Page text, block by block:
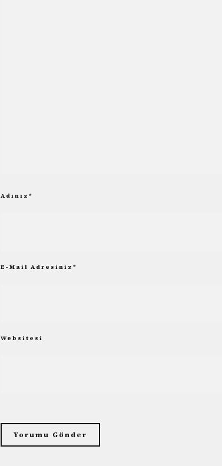
Adınız *
E-Mail Adresiniz *
Websitesi